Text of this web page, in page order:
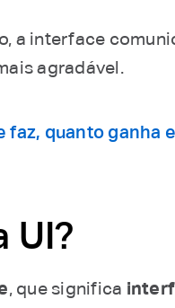
a interface
agradável.
faz, quanto ganha
UI?
, que significa